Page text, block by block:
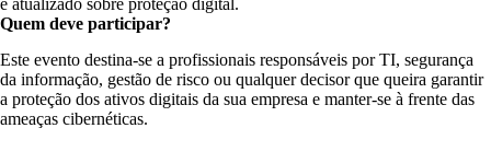
e atualizado sobre proteção digital.
Quem deve participar?
Este evento destina-se a profissionais responsáveis por TI, segurança
da informação, gestão de risco ou qualquer decisor que queira garantir
a proteção dos ativos digitais da sua empresa e manter-se à frente das
ameaças cibernéticas.